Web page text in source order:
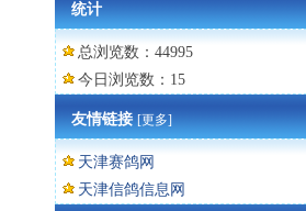
统计
总浏览数：44995
今日浏览数：15
友情链接[更多]
天津赛鸽网
天津信鸽信息网